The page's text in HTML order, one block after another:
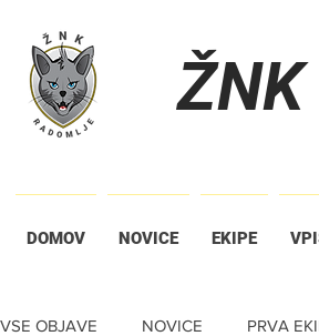
ŽNK
DOMOV NOVICE EKIPE
VSE OBJAVE NOVICE PRVA